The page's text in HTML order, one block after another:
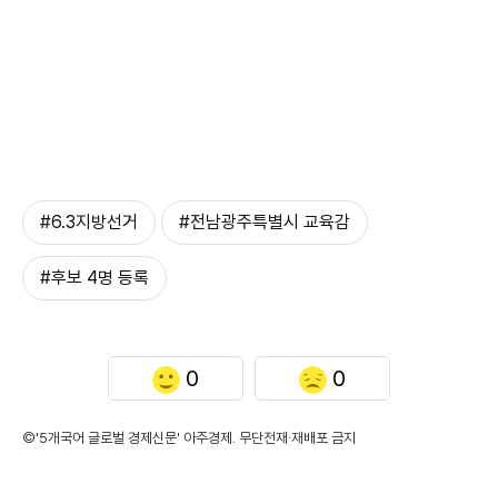
#6.3지방선거 #전남광주특별시 교육감
#후보 4명 등록
0 0
©'5개국어 글로벌 경제신문' 아주경제. 무단전재·재배포 금지